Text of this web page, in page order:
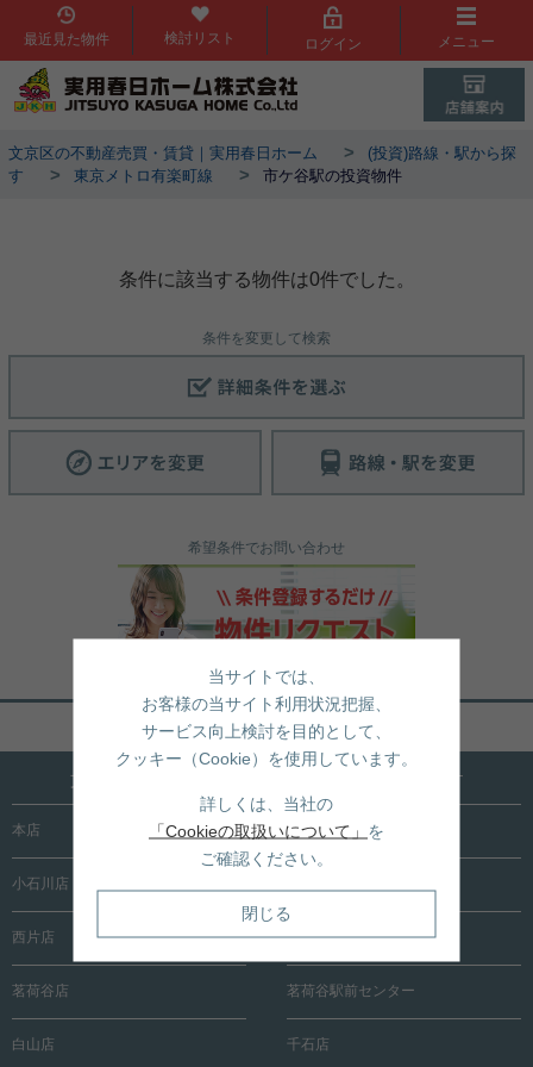
最近見た物件 検討リスト ログイン メニュー
文京区の不動産売買・賃貸｜実用春日ホーム >
(投資)路線・駅から探
す
> 東京メトロ有楽町線 > 市ケ谷駅の投資物件
条件に該当する物件は0件でした。
条件を変更して検索
希望条件でお問い合わせ
ページトップへ戻る
文京区内に15店舗！売買も賃貸も全店で承ります
本店 根津店
小石川店
西片店 後楽園店
茗荷谷店 茗荷谷駅前センター
白山店 千石店
当サイトでは、
お客様の当サイト利用状況把握、
サービス向上検討を目的として、
クッキー（Cookie）を使用しています。
詳しくは、当社の
「Cookieの取扱いについて」 を
ご確認ください。
閉じる